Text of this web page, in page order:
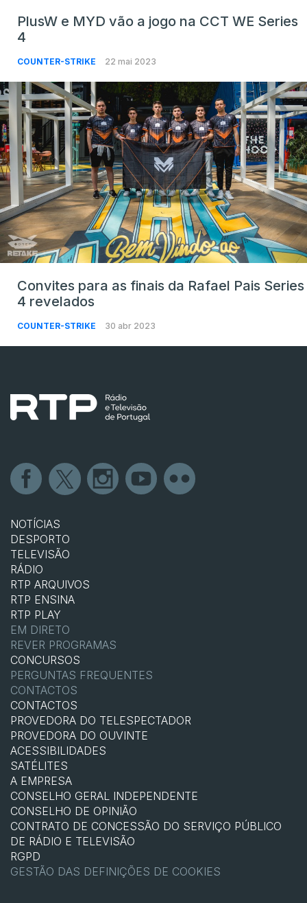
PlusW e MYD vão a jogo na CCT WE Series
4
COUNTER-STRIKE 22 mai 2023
Convites para as finais da Rafael Pais Series
4 revelados
COUNTER-STRIKE 30 abr 2023
NOTÍCIAS
DESPORTO
TELEVISÃO
RÁDIO
RTP ARQUIVOS
RTP ENSINA
RTP PLAY
EM DIRETO
REVER PROGRAMAS
CONCURSOS
PERGUNTAS FREQUENTES
CONTACTOS
CONTACTOS
PROVEDORA DO TELESPECTADOR
PROVEDORA DO OUVINTE
ACESSIBILIDADES
SATÉLITES
A EMPRESA
CONSELHO GERAL INDEPENDENTE
CONSELHO DE OPINIÃO
CONTRATO DE CONCESSÃO DO SERVIÇO PÚBLICO
DE RÁDIO E TELEVISÃO
RGPD
GESTÃO DAS DEFINIÇÕES DE COOKIES